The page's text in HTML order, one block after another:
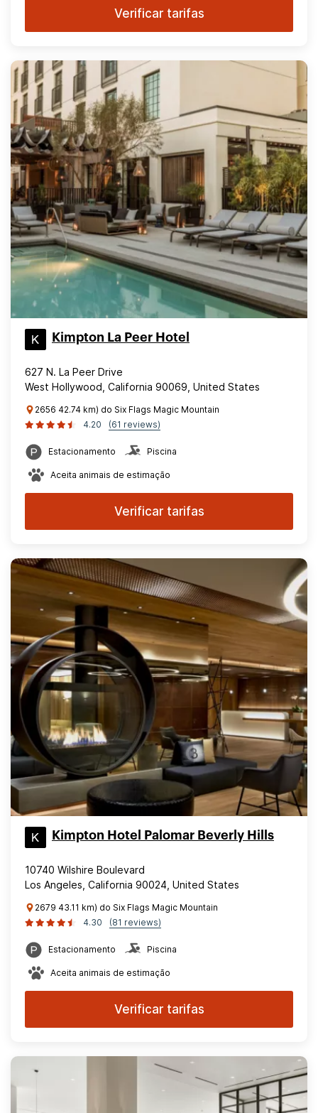
Verificar tarifas
Kimpton La Peer Hotel
627 N. La Peer Drive
West Hollywood, California 90069, United States
2656 42.74 km) do Six Flags Magic Mountain
4.20
(61 reviews)
Estacionamento Piscina
Aceita animais de estimação
Verificar tarifas
Kimpton Hotel Palomar Beverly Hills
10740 Wilshire Boulevard
Los Angeles, California 90024, United States
2679 43.11 km) do Six Flags Magic Mountain
4.30
(81 reviews)
Estacionamento Piscina
Aceita animais de estimação
Verificar tarifas